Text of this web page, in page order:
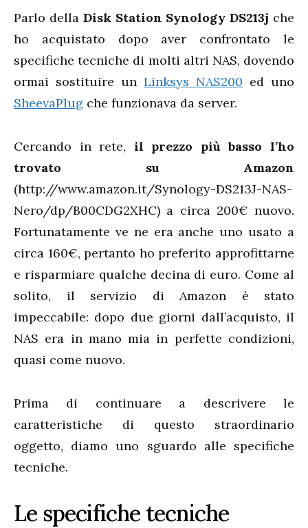
Parlo della Disk Station Synology DS213j che
ho acquistato dopo aver confrontato le
specifiche tecniche di molti altri NAS, dovendo
ormai sostituire un Linksys NAS200 ed uno
SheevaPlug che funzionava da server.
Cercando in rete, il prezzo più basso l’ho
trovato su Amazon
(http://www.amazon.it/Synology-DS213J-NAS-
Nero/dp/B00CDG2XHC) a circa 200€ nuovo.
Fortunatamente ve ne era anche uno usato a
circa 160€, pertanto ho preferito approfittarne
e risparmiare qualche decina di euro. Come al
solito, il servizio di Amazon è stato
impeccabile: dopo due giorni dall’acquisto, il
NAS era in mano mia in perfette condizioni,
quasi come nuovo.
Prima di continuare a descrivere le
caratteristiche di questo straordinario
oggetto, diamo uno sguardo alle specifiche
tecniche.
Le specifiche tecniche